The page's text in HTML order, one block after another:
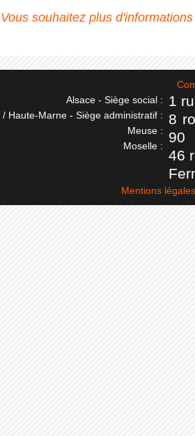
Vous souhaitez plus
Alsace - Siège social :
/ Haute-Marne - Siège administratif :
Meuse :
Moselle :
1
8
90
46
Mentions légales